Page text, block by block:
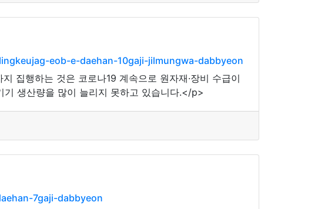
eob-e-daehan-10gaji-jilmungwa-dabbyeon
집행하는 것은 코로나19 계속으로 원자재·장비 수급이
생산량을 많이 늘리지 못하고 있습니다.</p>
7gaji-dabbyeon